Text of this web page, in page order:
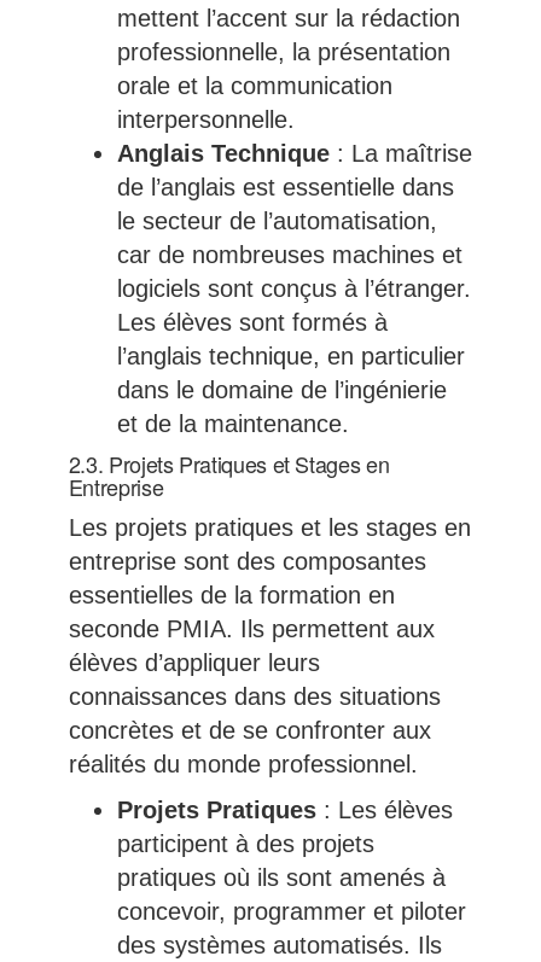
mettent l’accent sur la rédaction
professionnelle, la présentation
orale et la communication
interpersonnelle.
Anglais Technique: La maîtrise
de l’anglais est essentielle dans
le secteur de l’automatisation,
car de nombreuses machines et
logiciels sont conçus à l’étranger.
Les élèves sont formés à
l’anglais technique, en particulier
dans le domaine de l’ingénierie
et de la maintenance.
2.3. Projets Pratiques et Stages en
Entreprise
Les projets pratiques et les stages en
entreprise sont des composantes
essentielles de la formation en
seconde PMIA. Ils permettent aux
élèves d’appliquer leurs
connaissances dans des situations
concrètes et de se confronter aux
réalités du monde professionnel.
Projets Pratiques: Les élèves
participent à des projets
pratiques où ils sont amenés à
concevoir, programmer et piloter
des systèmes automatisés. Ils